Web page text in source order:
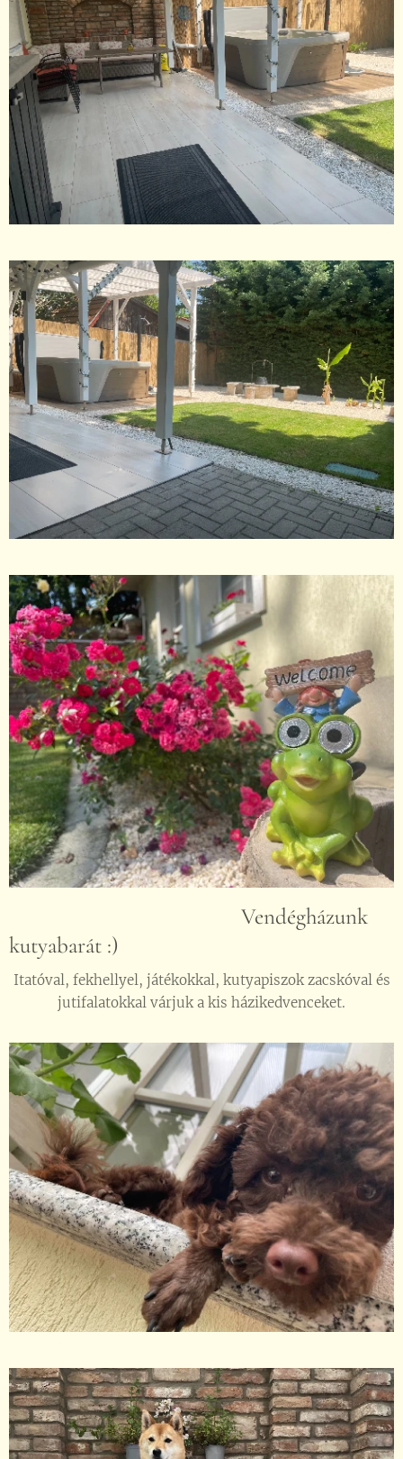
Vendégházunk
kutyabarát :)
Itatóval, fekhellyel, játékokkal, kutyapiszok zacskóval és
jutifalatokkal várjuk a kis házikedvenceket.